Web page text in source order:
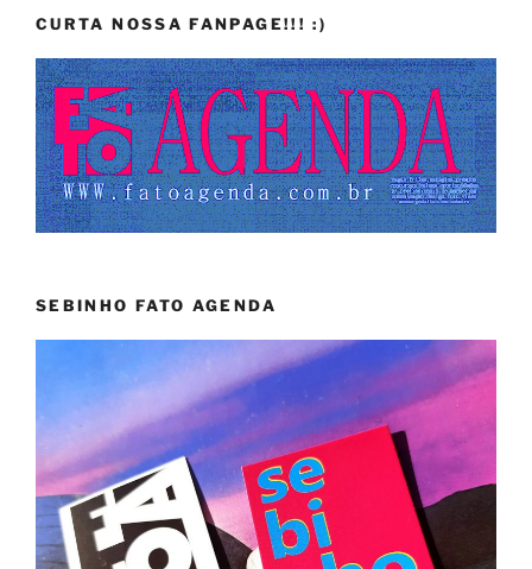
CURTA NOSSA FANPAGE!!! :)
SEBINHO FATO AGENDA